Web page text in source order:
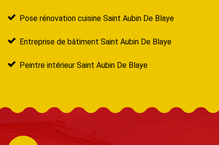
Pose rénovation cuisine Saint Aubin De Blaye
Entreprise de bâtiment Saint Aubin De Blaye
Peintre intérieur Saint Aubin De Blaye